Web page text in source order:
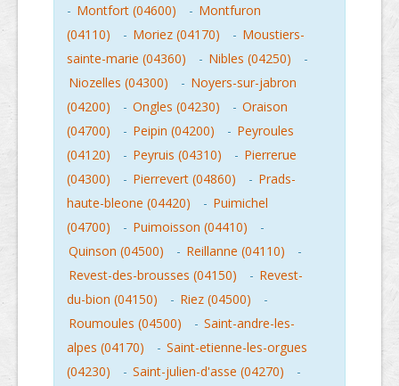
- Montfort (04600) - Montfuron
(04110)
- Moriez (04170) - Moustiers-
sainte-marie (04360)
- Nibles (04250)
-
Niozelles (04300)
- Noyers-sur-jabron
(04200)
- Ongles (04230) - Oraison
(04700)
- Peipin (04200) - Peyroules
(04120)
- Peyruis (04310) - Pierrerue
(04300)
- Pierrevert (04860) - Prads-
haute-bleone (04420)
- Puimichel
(04700)
- Puimoisson (04410)
-
Quinson (04500)
- Reillanne (04110)
-
Revest-des-brousses (04150)
- Revest-
du-bion (04150)
- Riez (04500)
-
Roumoules (04500)
- Saint-andre-les-
alpes (04170)
- Saint-etienne-les-orgues
(04230)
- Saint-julien-d'asse (04270)
-